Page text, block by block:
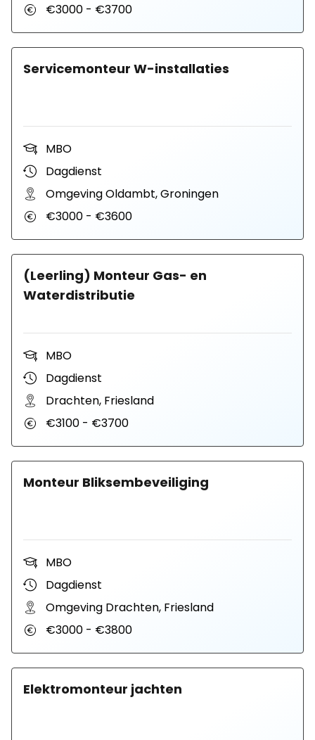
€3000 - €3700
Servicemonteur W-installaties
MBO
Dagdienst
Omgeving Oldambt, Groningen
€3000 - €3600
(Leerling) Monteur Gas- en
Waterdistributie
MBO
Dagdienst
Drachten, Friesland
€3100 - €3700
Monteur Bliksembeveiliging
MBO
Dagdienst
Omgeving Drachten, Friesland
€3000 - €3800
Elektromonteur jachten